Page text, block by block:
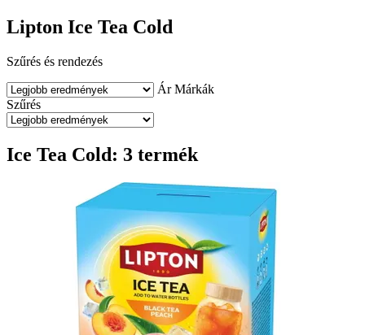
Lipton Ice Tea Cold
Szűrés és rendezés
Ár Márkák
Szűrés
Ice Tea Cold: 3 termék